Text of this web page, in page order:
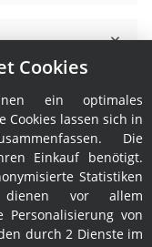
Cookies
ein optimales
Cookies lassen sich in
Die
Einkauf benötigt.
Statistiken
vor allem
von
durch 2 Dienste im